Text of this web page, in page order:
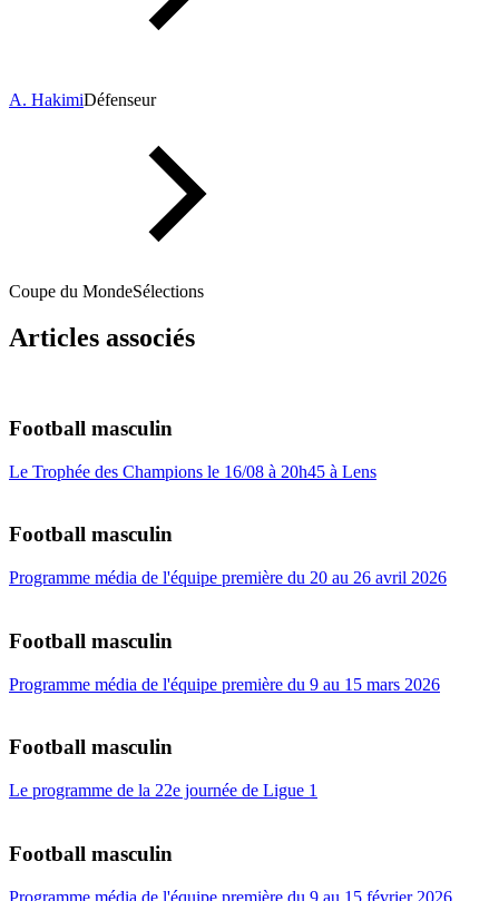
A. HakimiDéfenseur
Coupe du MondeSélections
Articles associés
Football masculin
Le Trophée des Champions le 16/08 à 20h45 à Lens
Football masculin
Programme média de l'équipe première du 20 au 26 avril 2026
Football masculin
Programme média de l'équipe première du 9 au 15 mars 2026
Football masculin
Le programme de la 22e journée de Ligue 1
Football masculin
Programme média de l'équipe première du 9 au 15 février 2026